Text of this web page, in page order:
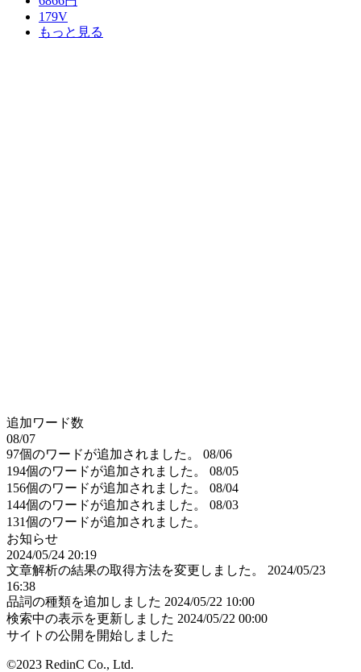
179V
もっと見る
追加ワード数
08/07
97個のワードが追加されました。
08/06
194個のワードが追加されました。
08/05
156個のワードが追加されました。
08/04
144個のワードが追加されました。
08/03
131個のワードが追加されました。
お知らせ
2024/05/24 20:19
文章解析の結果の取得方法を変更しました。
2024/05/23
16:38
品詞の種類を追加しました 2024/05/22 10:00
検索中の表示を更新しました 2024/05/22 00:00
サイトの公開を開始しました
©2023 RedinC Co., Ltd.